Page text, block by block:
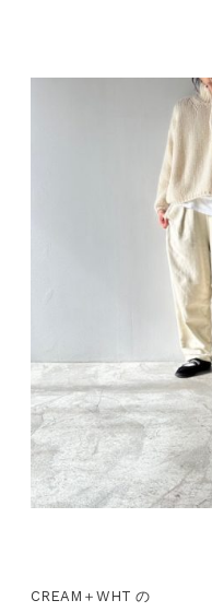
CREAM＋WHT の